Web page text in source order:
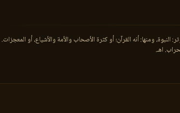
ومنها: أنه القرآن؛ أو كثرة الأصحاب والأمة والأشياع، أو المعجزات.
اهـ.